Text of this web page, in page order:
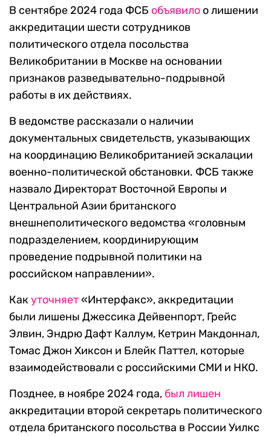
В сентябре 2024 года ФСБ объявило о лишении
аккредитации шести сотрудников
политического отдела посольства
Великобритании в Москве на основании
признаков разведывательно-подрывной
работы в их действиях.
В ведомстве рассказали о наличии
документальных свидетельств, указывающих
на координацию Великобританией эскалации
военно-политической обстановки. ФСБ также
назвало Директорат Восточной Европы и
Центральной Азии британского
внешнеполитического ведомства «головным
подразделением, координирующим
проведение подрывной политики на
российском направлении».
Какуточняет«Интерфакс», аккредитации
были лишены Джессика Дейвенпорт, Грейс
Элвин, Эндрю Дафт Каллум, Кетрин Макдоннал,
Томас Джон Хиксон и Блейк Паттел, которые
взаимодействовали с российскими СМИ и НКО.
Позднее, в ноябре 2024 года, был лишен
аккредитации второй секретарь политического
отдела британского посольства в России Уилкс